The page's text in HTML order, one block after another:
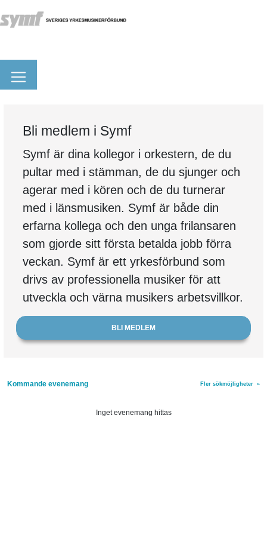
Bli medlem i Symf
Symf är dina kollegor i orkestern, de du
pultar med i stämman, de du sjunger och
agerar med i kören och de du turnerar
med i länsmusiken. Symf är både din
erfarna kollega och den unga frilansaren
som gjorde sitt första betalda jobb förra
veckan. Symf är ett yrkesförbund som
drivs av professionella musiker för att
utveckla och värna musikers arbetsvillkor.
BLI MEDLEM
Kommande evenemang Fler sökmöjligheter »
Inget evenemang hittas